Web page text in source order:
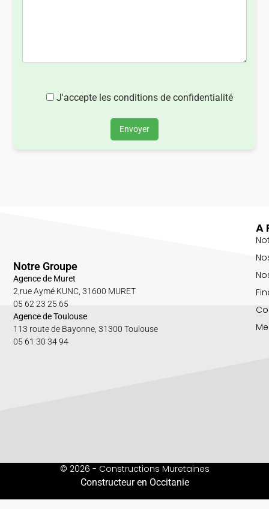
J'accepte les conditions de confidentialité
Envoyer
A
Notre Groupe
Agence de Muret
2,rue Aymé KUNC, 31600 MURET
05 62 23 25 65
Agence de Toulouse
113 route de Bayonne, 31300 Toulouse
05 61 30 34 94
© 2026 - Constructions Muretaines
Constructeur en Occitanie